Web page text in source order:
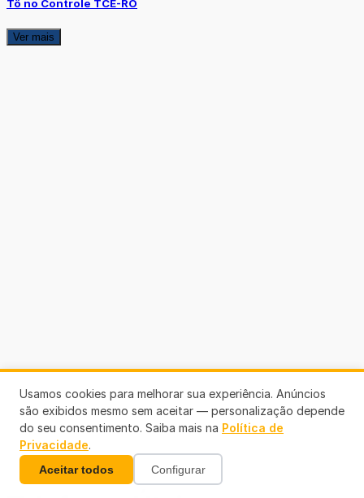
Tô no Controle TCE-RO
Ver mais
Usamos cookies para melhorar sua experiência. Anúncios
são exibidos mesmo sem aceitar — personalização depende
do seu consentimento. Saiba mais na Política de
Privacidade.
Aceitar todos Configurar